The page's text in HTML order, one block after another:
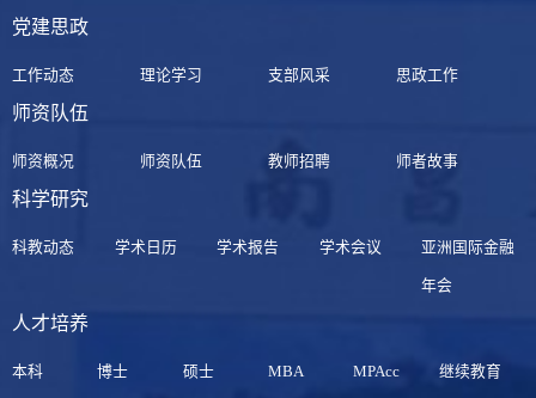
党建思政
工作动态 理论学习 支部风采 思政工作
师资队伍
师资概况 师资队伍 教师招聘 师者故事
科学研究
科教动态 学术日历 学术报告 学术会议 亚洲国际金融
年会
人才培养
本科 博士 硕士 MBA MPAcc 继续教育